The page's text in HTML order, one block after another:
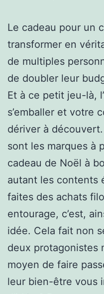
Le cadeau pour un
transformer en
de multiples
de doubler leur
Et à ce petit jeu-là,
s’emballer et votre
dériver à
sont les marques à
cadeau de Noël à
autant les contents
faites des achats
entourage, c’est,
idée. Cela fait non
deux protagonistes
moyen de faire
leur bien-être vous